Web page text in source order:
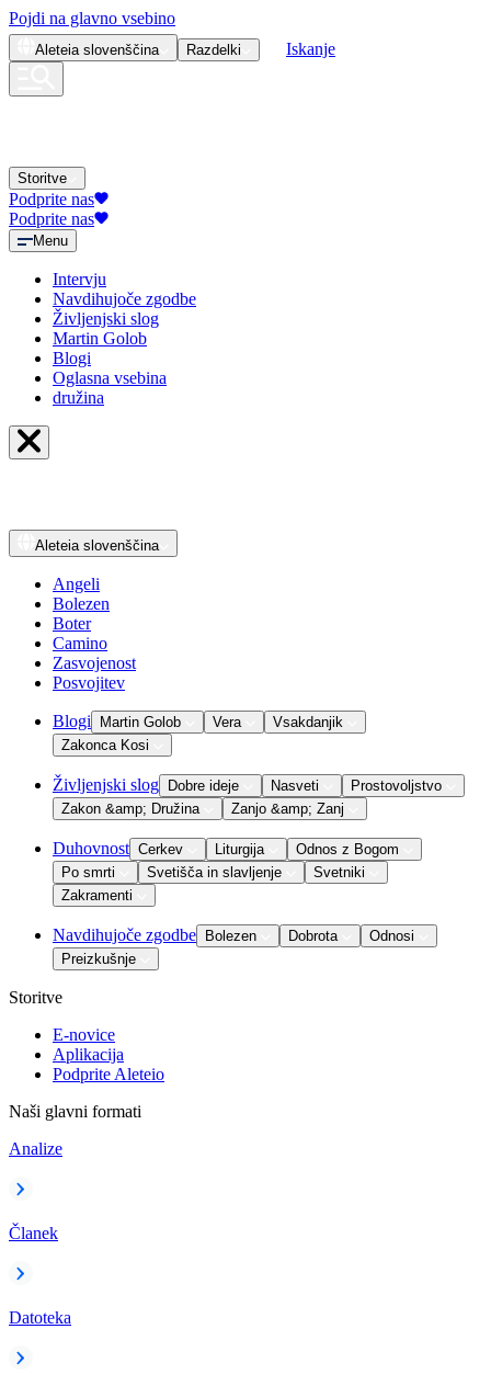
Pojdi na glavno vsebino
Aleteia slovenščina Razdelki Iskanje
Storitve
Podprite nas
Podprite nas
Menu
Intervju
Navdihujoče zgodbe
Življenjski slog
Martin Golob
Blogi
Oglasna vsebina
družina
Aleteia slovenščina
Angeli
Bolezen
Boter
Camino
Zasvojenost
Posvojitev
Blogi Martin Golob Vera
Vsakdanjik
Zakonca Kosi
Življenjski slog Dobre ideje Nasveti
Prostovoljstvo
Zakon &amp; Družina
Zanjo &amp; Zanj
Duhovnost Cerkev Liturgija
Odnos z Bogom
Po smrti
Svetišča in slavljenje
Svetniki
Zakramenti
Navdihujoče zgodbe Bolezen Dobrota
Odnosi
Preizkušnje
Storitve
E-novice
Aplikacija
Podprite Aleteio
Naši glavni formati
Analize
Članek
Datoteka